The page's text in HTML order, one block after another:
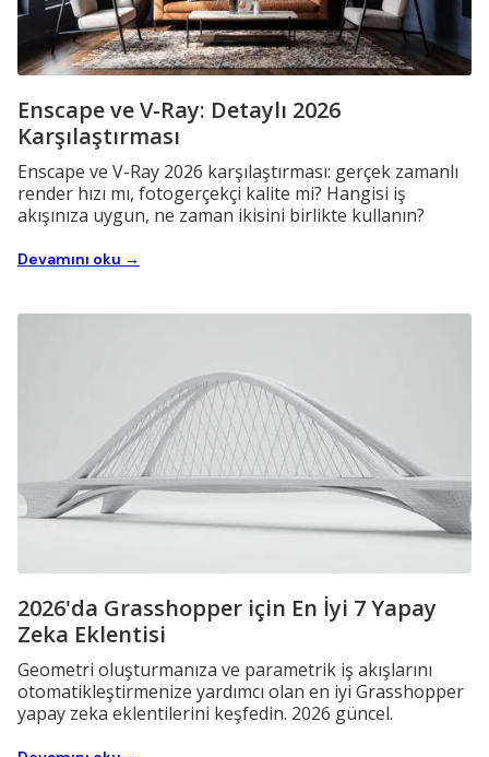
Enscape ve V-Ray: Detaylı 2026
Karşılaştırması
Enscape ve V-Ray 2026 karşılaştırması: gerçek zamanlı
render hızı mı, fotogerçekçi kalite mi? Hangisi iş
akışınıza uygun, ne zaman ikisini birlikte kullanın?
Devamını oku →
2026'da Grasshopper için En İyi 7 Yapay
Zeka Eklentisi
Geometri oluşturmanıza ve parametrik iş akışlarını
otomatikleştirmenize yardımcı olan en iyi Grasshopper
yapay zeka eklentilerini keşfedin. 2026 güncel.